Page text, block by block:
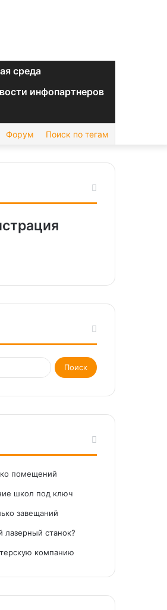
среда
инфопартнеров
Форум Поиск по тегам
помещений
школ под ключ
завещаний
лазерный станок?
компанию